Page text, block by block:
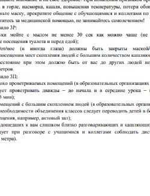
Организация питания
Развивающая предметно-
Обеспечение здоровья,
Международное сотрудничество
Доступная среда
Сайты
Школа